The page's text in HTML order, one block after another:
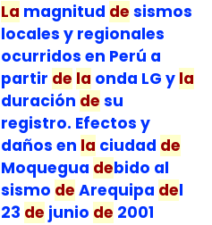
La magnitud de sismos
locales y regionales
ocurridos en Perú a
partir de la onda LG y la
duración de su
registro. Efectos y
daños en la ciudad de
Moquegua debido al
sismo de Arequipa del
23 de junio de 2001